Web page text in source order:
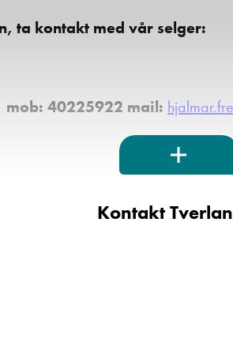
ta kontakt med vår selger:
40225922 mail:
av Kroken Caravan AS,
Kontakt